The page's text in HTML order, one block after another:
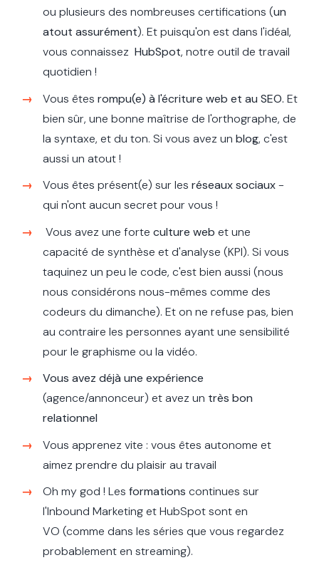
ou plusieurs des nombreuses certifications (un
atout assurément). Et puisqu'on est dans l'idéal,
vous connaissez HubSpot, notre outil de travail
quotidien !
Vous êtes rompu(e) à l'écriture web et au SEO. Et
bien sûr, une bonne maîtrise de l'orthographe, de
la syntaxe, et du ton. Si vous avez un blog, c'est
aussi un atout !
Vous êtes présent(e) sur les réseaux sociaux-
qui n'ont aucun secret pour vous !
Vous avez une forte culture web et une
capacité de synthèse et d'analyse (KPI). Si vous
taquinez un peu le code, c'est bien aussi (nous
nous considérons nous-mêmes comme des
codeurs du dimanche). Et on ne refuse pas, bien
au contraire les personnes ayant une sensibilité
pour le graphisme ou la vidéo.
Vous avez déjà une expérience
(agence/annonceur) et avez un très bon
relationnel
Vous apprenez vite : vous êtes autonome et
aimez prendre du plaisir au travail
Oh my god ! Les formations continues sur
l'Inbound Marketing et HubSpot sont en
VO (comme dans les séries que vous regardez
probablement en streaming).